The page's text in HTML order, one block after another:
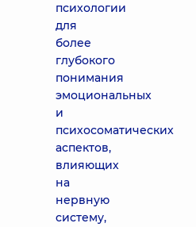
психологии
для
более
глубокого
понимания
эмоциональных
и
психосоматических
аспектов,
влияющих
на
нервную
систему,